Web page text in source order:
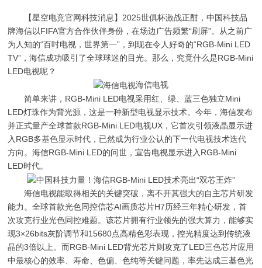
【星空电竞官网科技消息】2025世俱杯激战正酣，中国科技品
牌海信以FIFA官方合作伙伴身份，在场边广告频繁“刷屏”。从之前广
为人知的“百吋电视，世界第一”，到现在令人好奇的“RGB-Mini LED
TV”，海信成功吸引了全球球迷的目光。那么，究竟什么是RGB-Mini
LED电视呢？
海信电视
简单来讲，RGB-Mini LED电视采用红、绿、蓝三色独立Mini
LED灯珠作为背光源，这是一种新型电视显示技术。今年，海信发布
并正式量产全球首款RGB-Mini LED电视UX，它首次引领液晶显示进
入RGB多基色显示时代，已然成为行业公认的下一代电视技术迭代
方向。海信RGB-Mini LED的问世，宣告电视显示进入RGB-Mini
LED时代。
海信电视能取得相关的关键突破，离不开其强大的自主芯片研发
能力。全球首款光色同控信芯AI画质芯片H7历经三年精心研发，首
次攻克行业光色同控难题。该芯片拥有行业领先的强大算力，能够实
现3×26bits灰阶调节和15680点高精色彩表现，控光精度达到传统液
晶的3倍以上。而RGB-Mini LED背光芯片则攻克了LED三色芯片应用
中最核心的效率、寿命、色偏、色纯等关键问题，率先达成三基色光